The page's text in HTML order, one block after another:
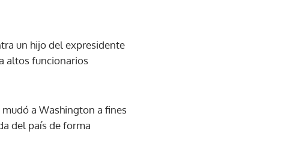
un hijo del expresidente
altos funcionarios
a Washington a fines
del país de forma